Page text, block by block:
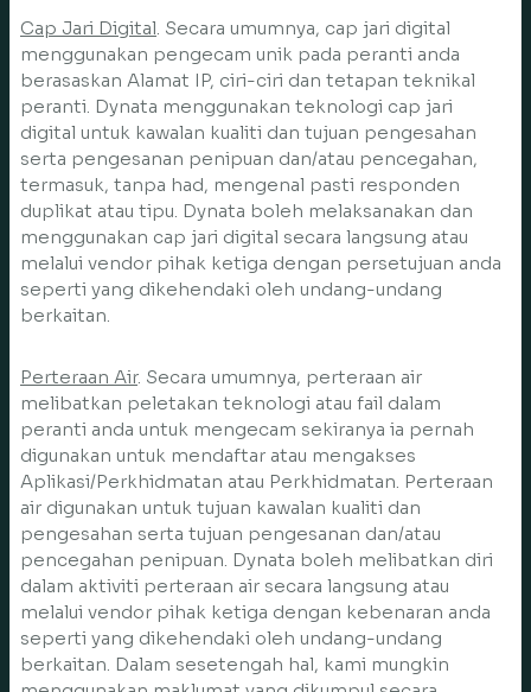
Cap Jari Digital. Secara umumnya, cap jari digital
menggunakan pengecam unik pada peranti anda
berasaskan Alamat IP, ciri-ciri dan tetapan teknikal
peranti. Dynata menggunakan teknologi cap jari
digital untuk kawalan kualiti dan tujuan pengesahan
serta pengesanan penipuan dan/atau pencegahan,
termasuk, tanpa had, mengenal pasti responden
duplikat atau tipu. Dynata boleh melaksanakan dan
menggunakan cap jari digital secara langsung atau
melalui vendor pihak ketiga dengan persetujuan anda
seperti yang dikehendaki oleh undang-undang
berkaitan.
Perteraan Air. Secara umumnya, perteraan air
melibatkan peletakan teknologi atau fail dalam
peranti anda untuk mengecam sekiranya ia pernah
digunakan untuk mendaftar atau mengakses
Aplikasi/Perkhidmatan atau Perkhidmatan. Perteraan
air digunakan untuk tujuan kawalan kualiti dan
pengesahan serta tujuan pengesanan dan/atau
pencegahan penipuan. Dynata boleh melibatkan diri
dalam aktiviti perteraan air secara langsung atau
melalui vendor pihak ketiga dengan kebenaran anda
seperti yang dikehendaki oleh undang-undang
berkaitan. Dalam sesetengah hal, kami mungkin